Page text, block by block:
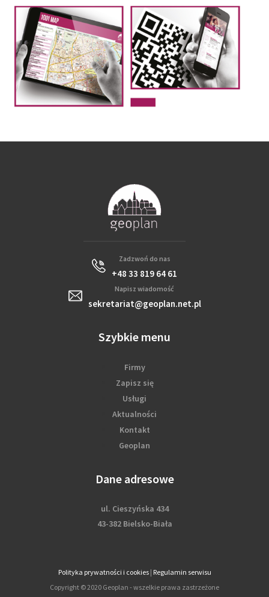
Zadzwoń do nas
+48 33 819 64 61
Napisz wiadomość
sekretariat@geoplan.net.pl
Szybkie menu
Firmy
Zapisz się
Usługi
Aktualności
Kontakt
Geoplan
Dane adresowe
ul. Cieszyńska 434
43-382 Bielsko-Biała
Polityka prywatności i cookies| Regulamin serwisu
Copyright © 2020 Geoplan - wszelkie prawa zastrzeżone